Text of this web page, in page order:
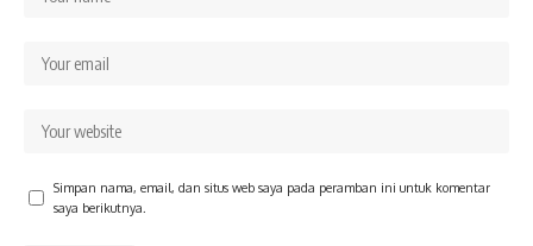
Simpan nama, email, dan situs web saya pada peramban ini untuk komentar
saya berikutnya.